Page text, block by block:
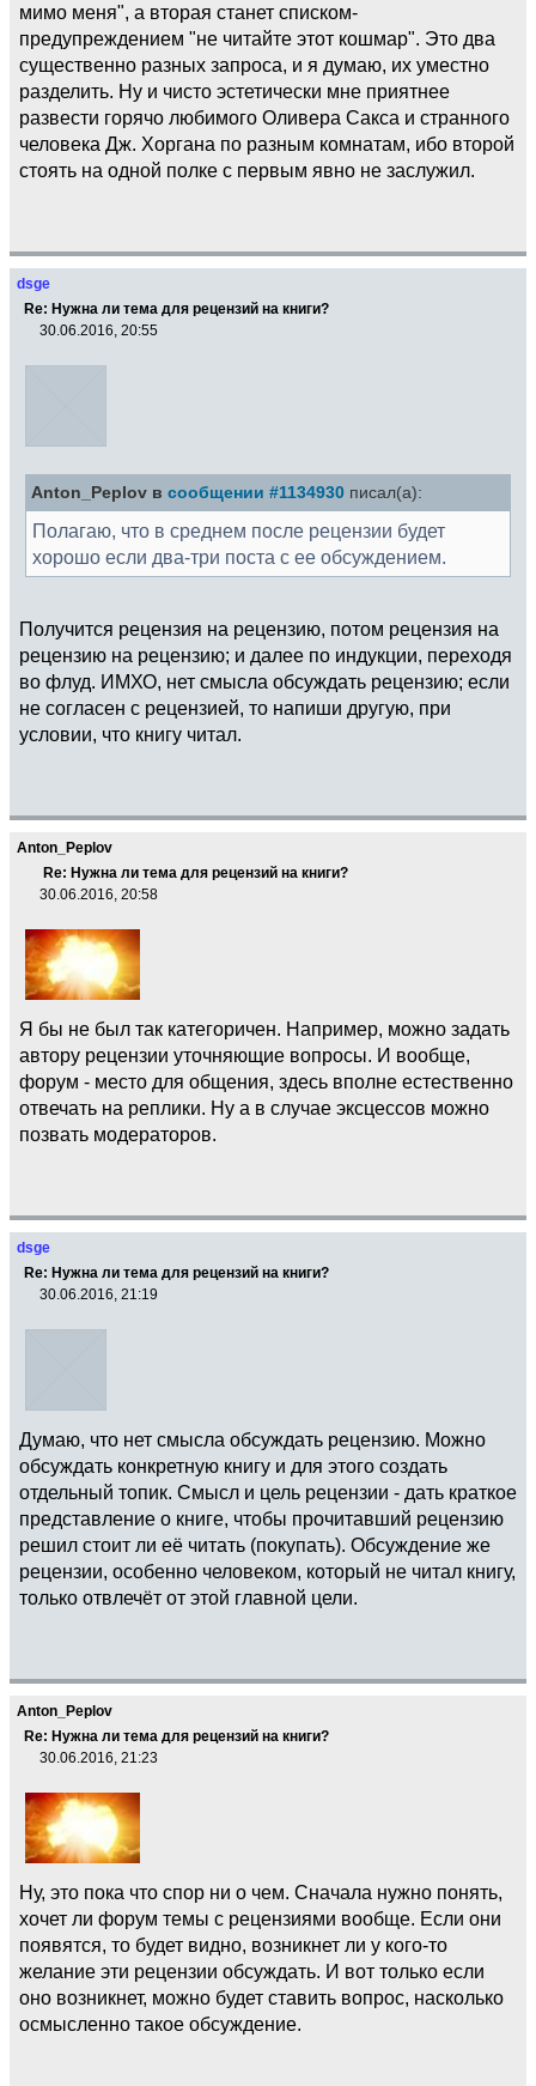
мимо меня", а вторая станет списком-
предупреждением "не читайте этот кошмар". Это два
существенно разных запроса, и я думаю, их уместно
разделить. Ну и чисто эстетически мне приятнее
развести горячо любимого Оливера Сакса и странного
человека Дж. Хоргана по разным комнатам, ибо второй
стоять на одной полке с первым явно не заслужил.
dsge
Re: Нужна ли тема для рецензий на книги?
30.06.2016, 20:55
Anton_Peplov в сообщении #1134930 писал(а):
Полагаю, что в среднем после рецензии будет
хорошо если два-три поста с ее обсуждением.
Получится рецензия на рецензию, потом рецензия на
рецензию на рецензию; и далее по индукции, переходя
во флуд. ИМХО, нет смысла обсуждать рецензию; если
не согласен с рецензией, то напиши другую, при
условии, что книгу читал.
Anton_Peplov
Re: Нужна ли тема для рецензий на книги?
30.06.2016, 20:58
Я бы не был так категоричен. Например, можно задать
автору рецензии уточняющие вопросы. И вообще,
форум - место для общения, здесь вполне естественно
отвечать на реплики. Ну а в случае эксцессов можно
позвать модераторов.
dsge
Re: Нужна ли тема для рецензий на книги?
30.06.2016, 21:19
Думаю, что нет смысла обсуждать рецензию. Можно
обсуждать конкретную книгу и для этого создать
отдельный топик. Смысл и цель рецензии - дать краткое
представление о книге, чтобы прочитавший рецензию
решил стоит ли её читать (покупать). Обсуждение же
рецензии, особенно человеком, который не читал книгу,
только отвлечёт от этой главной цели.
Anton_Peplov
Re: Нужна ли тема для рецензий на книги?
30.06.2016, 21:23
Ну, это пока что спор ни о чем. Сначала нужно понять,
хочет ли форум темы с рецензиями вообще. Если они
появятся, то будет видно, возникнет ли у кого-то
желание эти рецензии обсуждать. И вот только если
оно возникнет, можно будет ставить вопрос, насколько
осмысленно такое обсуждение.